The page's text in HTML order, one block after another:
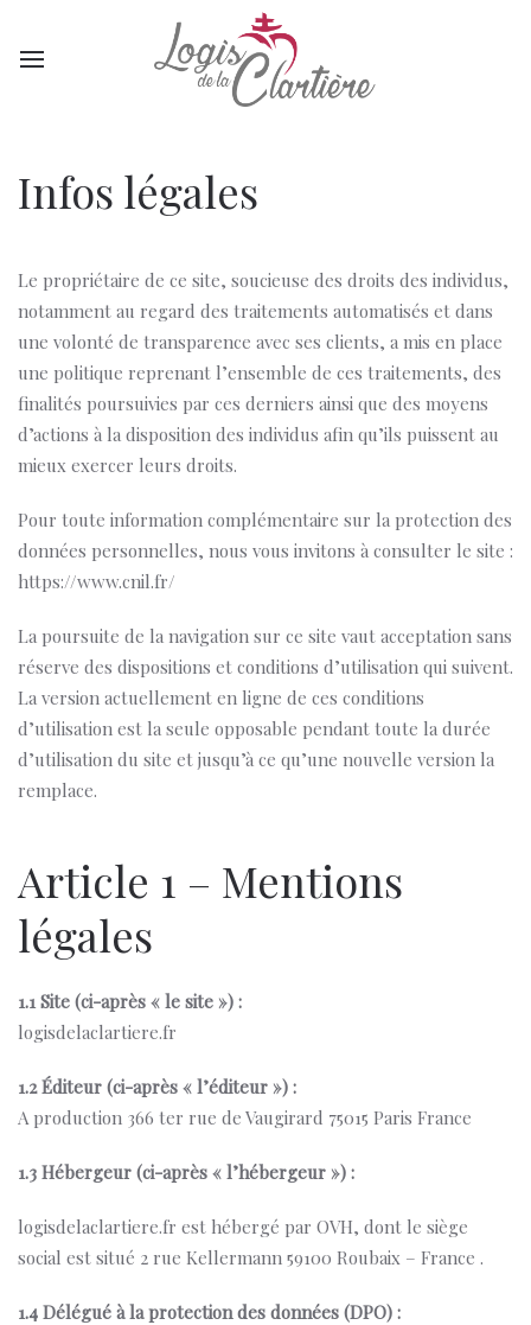
Infos légales
Le propriétaire de ce site, soucieuse des droits des individus,
notamment au regard des traitements automatisés et dans
une volonté de transparence avec ses clients, a mis en place
une politique reprenant l’ensemble de ces traitements, des
finalités poursuivies par ces derniers ainsi que des moyens
d’actions à la disposition des individus afin qu’ils puissent au
mieux exercer leurs droits.
Pour toute information complémentaire sur la protection des
données personnelles, nous vous invitons à consulter le site :
https://www.cnil.fr/
La poursuite de la navigation sur ce site vaut acceptation sans
réserve des dispositions et conditions d’utilisation qui suivent.
La version actuellement en ligne de ces conditions
d’utilisation est la seule opposable pendant toute la durée
d’utilisation du site et jusqu’à ce qu’une nouvelle version la
remplace.
Article 1 – Mentions
légales
1.1 Site (ci-après « le site ») :
logisdelaclartiere.fr
1.2 Éditeur (ci-après « l’éditeur ») :
A production 366 ter rue de Vaugirard 75015 Paris France
1.3 Hébergeur (ci-après « l’hébergeur ») :
logisdelaclartiere.fr est hébergé par OVH, dont le siège
social est situé 2 rue Kellermann 59100 Roubaix – France .
1.4 Délégué à la protection des données (DPO) :